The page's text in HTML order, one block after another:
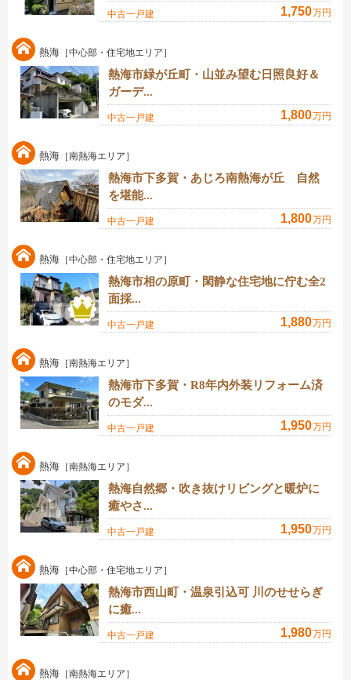
中古一戸建 1,750万円
熱海 ［中心部・住宅地エリア］
熱海市緑が丘町・山並み望む日照良好＆
ガーデ...
中古一戸建 1,800万円
熱海 ［南熱海エリア］
熱海市下多賀・あじろ南熱海が丘 自然
を堪能...
中古一戸建 1,800万円
熱海 ［中心部・住宅地エリア］
熱海市相の原町・閑静な住宅地に佇む全2
面採...
中古一戸建 1,880万円
熱海 ［南熱海エリア］
熱海市下多賀・R8年内外装リフォーム済
のモダ...
中古一戸建 1,950万円
熱海 ［南熱海エリア］
熱海自然郷・吹き抜けリビングと暖炉に
癒やさ...
中古一戸建 1,950万円
熱海 ［中心部・住宅地エリア］
熱海市西山町・温泉引込可 川のせせらぎ
に癒...
中古一戸建 1,980万円
熱海 ［南熱海エリア］